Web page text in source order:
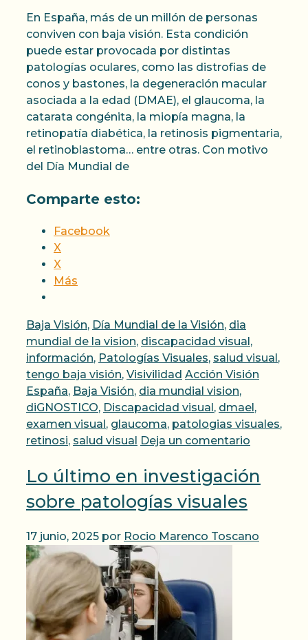
En España, más de un millón de personas
conviven con baja visión. Esta condición
puede estar provocada por distintas
patologías oculares, como las distrofias de
conos y bastones, la degeneración macular
asociada a la edad (DMAE), el glaucoma, la
catarata congénita, la miopía magna, la
retinopatía diabética, la retinosis pigmentaria,
el retinoblastoma… entre otras. Con motivo
del Día Mundial de
Comparte esto:
Facebook
X
X
Más
Categorías
Baja Visión, Día Mundial de la Visión, dia
mundial de la vision, discapacidad visual,
información, Patologías Visuales, salud visual,
tengo baja visión, Visivilidad Etiquetas
Acción Visión
España, Baja Visión, dia mundial vision,
diGNOSTICO, Discapacidad visual, dmael,
examen visual, glaucoma, patologias visuales,
retinosi, salud visual Deja un comentario
Lo último en investigación
sobre patologías visuales
17 junio, 2025 por Rocio Marenco Toscano